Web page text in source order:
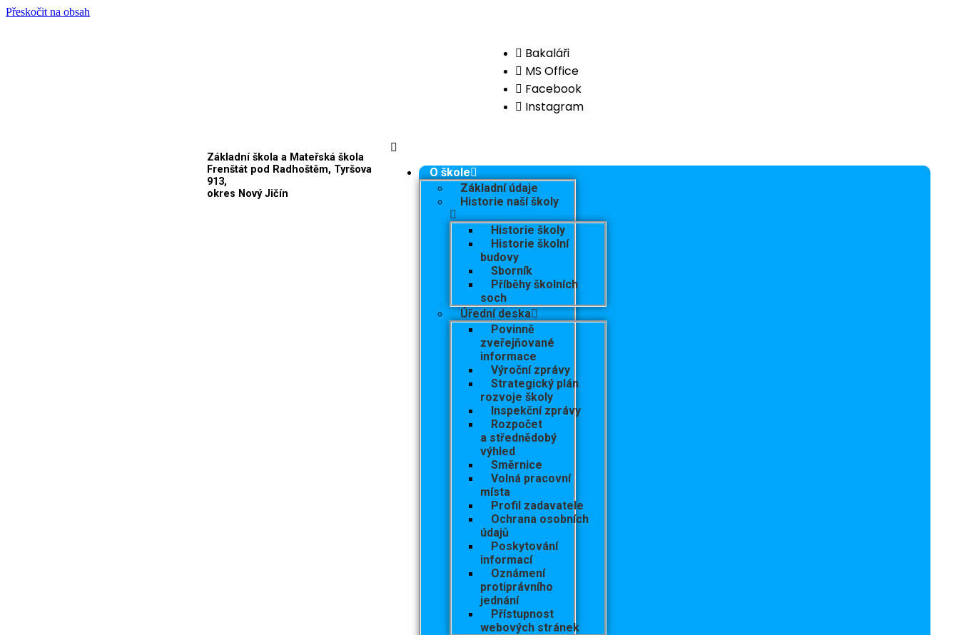
Přeskočit na obsah
Bakaláři
MS Office
Facebook
Instagram
Základní škola a Mateřská škola
Frenštát pod Radhoštěm, Tyršova
913,
okres Nový Jičín
O škole
Základní údaje
Historie naší školy
Historie školy
Historie školní
budovy
Sborník
Příběhy školních
soch
Úřední deska
Povinně
zveřejňované
informace
Výroční zprávy
Strategický plán
rozvoje školy
Inspekční zprávy
Rozpočet
a střednědobý
výhled
Směrnice
Volná pracovní
místa
Profil zadavatele
Ochrana osobních
údajů
Poskytování
informací
Oznámení
protiprávního
jednání
Přístupnost
webových stránek